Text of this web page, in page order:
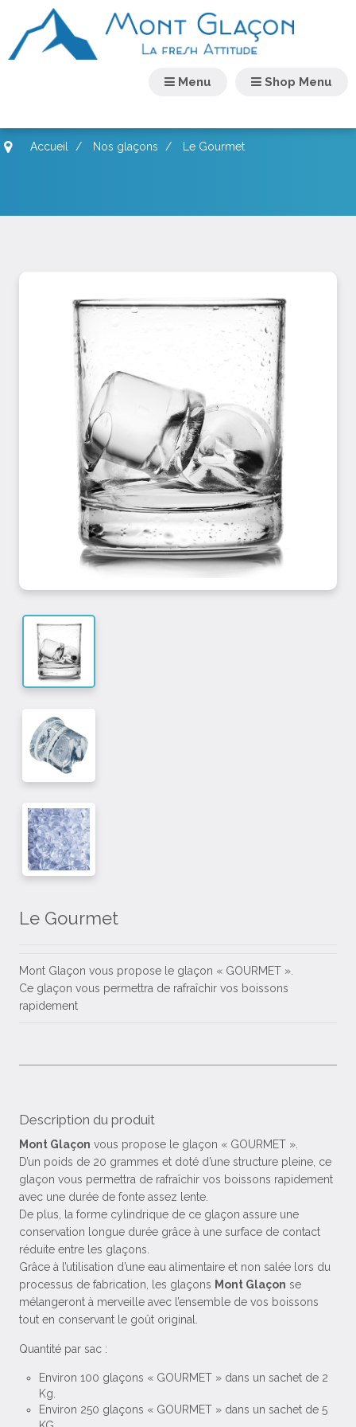
Shop Menu
Menu
Accueil / Nos glaçons / Le Gourmet
Le Gourmet
Mont Glaçon vous propose le glaçon « GOURMET ».
Ce glaçon vous permettra de rafraîchir vos boissons
rapidement
Description du produit
Mont Glaçon vous propose le glaçon « GOURMET ».
D’un poids de 20 grammes et doté d’une structure pleine, ce
glaçon vous permettra de rafraîchir vos boissons rapidement
avec une durée de fonte assez lente.
De plus, la forme cylindrique de ce glaçon assure une
conservation longue durée grâce à une surface de contact
réduite entre les glaçons.
Grâce à l’utilisation d’une eau alimentaire et non salée lors du
processus de fabrication, les glaçons Mont Glaçon se
mélangeront à merveille avec l’ensemble de vos boissons
tout en conservant le goût original.
Quantité par sac :
Environ 100 glaçons « GOURMET » dans un sachet de 2
Kg.
Environ 250 glaçons « GOURMET » dans un sachet de 5